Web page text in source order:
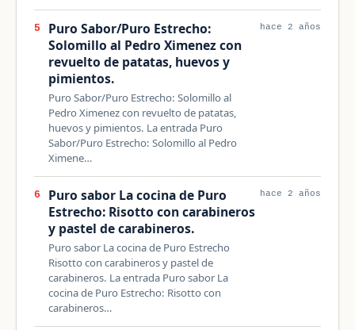
5
Puro Sabor/Puro Estrecho:
Solomillo al Pedro Ximenez con
revuelto de patatas, huevos y
pimientos.
Puro Sabor/Puro Estrecho: Solomillo al
Pedro Ximenez con revuelto de patatas,
huevos y pimientos. La entrada Puro
Sabor/Puro Estrecho: Solomillo al Pedro
Ximene…
hace 2 años
6
Puro sabor La cocina de Puro
Estrecho: Risotto con carabineros
y pastel de carabineros.
Puro sabor La cocina de Puro Estrecho
Risotto con carabineros y pastel de
carabineros. La entrada Puro sabor La
cocina de Puro Estrecho: Risotto con
carabineros…
hace 2 años